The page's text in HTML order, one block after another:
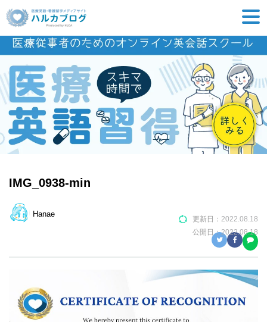
IMG_0938-min
Hanae
更新日： 2022.08.18
公開日：2022.08.18